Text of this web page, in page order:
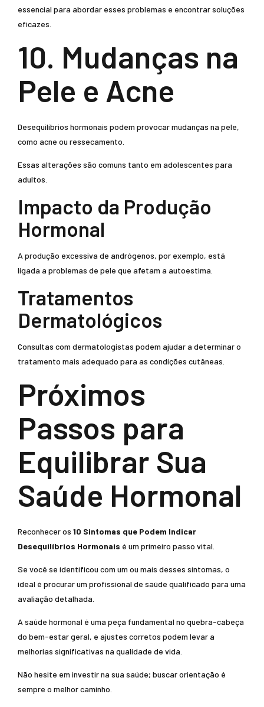
essencial para abordar esses problemas e encontrar soluções
eficazes.
10. Mudanças na
Pele e Acne
Desequilíbrios hormonais podem provocar mudanças na pele,
como acne ou ressecamento.
Essas alterações são comuns tanto em adolescentes para
adultos.
Impacto da Produção
Hormonal
A produção excessiva de andrógenos, por exemplo, está
ligada a problemas de pele que afetam a autoestima.
Tratamentos
Dermatológicos
Consultas com dermatologistas podem ajudar a determinar o
tratamento mais adequado para as condições cutâneas.
Próximos
Passos para
Equilibrar Sua
Saúde Hormonal
Reconhecer os 10 Sintomas que Podem Indicar
Desequilíbrios Hormonais é um primeiro passo vital.
Se você se identificou com um ou mais desses sintomas, o
ideal é procurar um profissional de saúde qualificado para uma
avaliação detalhada.
A saúde hormonal é uma peça fundamental no quebra-cabeça
do bem-estar geral, e ajustes corretos podem levar a
melhorias significativas na qualidade de vida.
Não hesite em investir na sua saúde; buscar orientação é
sempre o melhor caminho.